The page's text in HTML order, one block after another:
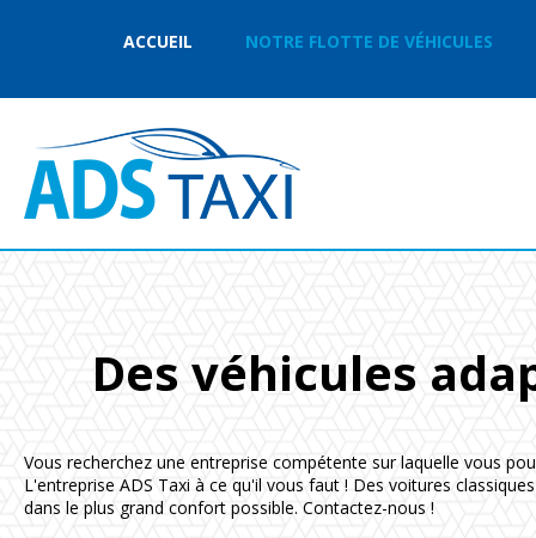
ACCUEIL NOTRE FLOTTE DE VÉHICULES
Des véhicules
Vous recherchez une entreprise compétente sur laquelle vous
L'entreprise ADS Taxi à ce qu'il vous faut ! Des voitures
dans le plus grand confort possible. Contactez-nous !